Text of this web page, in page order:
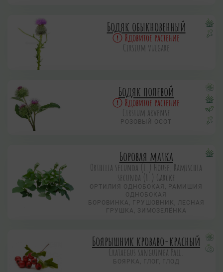
Бодяк обыкновенный
Ядовитое растение
Cirsium vulgare
Бодяк полевой
Ядовитое растение
Cirsium arvense
РОЗОВЫЙ ОСОТ
Боровая матка
Orthilia secunda (L.) House, Ramischia
secunda (L.) Garсke
ОРТИЛИЯ ОДНОБОКАЯ, РАМИШИЯ
ОДНОБОКАЯ
БОРОВИНКА, ГРУШОВНИК, ЛЕСНАЯ
ГРУШКА, ЗИМОЗЕЛЁНКА
Боярышник кроваво-красный
Crataegus sanguinea Pall.
БОЯРКА, ГЛОГ, ГЛОД